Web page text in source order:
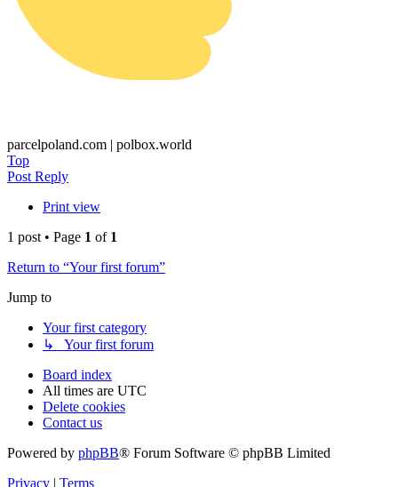
parcelpoland.com | polbox.world
Top
Post Reply
Print view
1 post • Page 1 of 1
Return to “Your first forum”
Jump to
Your first category
↳ Your first forum
Board index
All times are UTC
Delete cookies
Contact us
Powered by phpBB® Forum Software © phpBB Limited
Privacy | Terms